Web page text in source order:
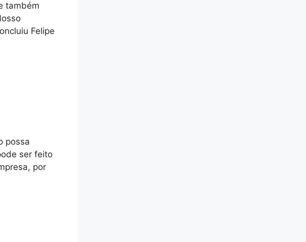
também
Felipe
possa
ser feito
por